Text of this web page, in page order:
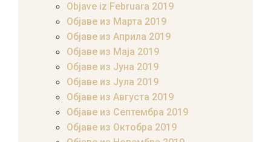
Objave iz Februara 2019
Објаве из Марта 2019
Објаве из Априла 2019
Објаве из Маја 2019
Објаве из Јуна 2019
Објаве из Јула 2019
Објаве из Августа 2019
Објаве из Септембра 2019
Објаве из Октобра 2019